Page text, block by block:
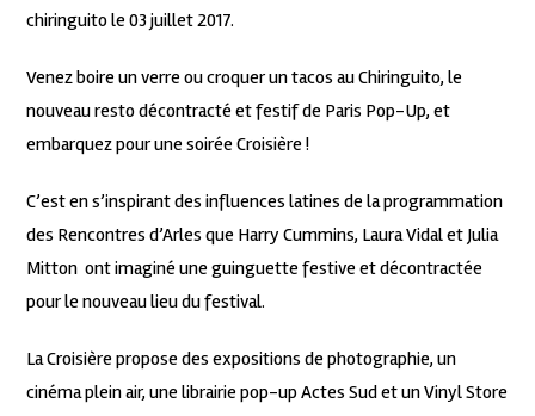
chiringuito le 03 juillet 2017.
Venez boire un verre ou croquer un tacos au Chiringuito, le
nouveau resto décontracté et festif de Paris Pop-Up, et
embarquez pour une soirée Croisière !
C’est en s’inspirant des influences latines de la programmation
des Rencontres d’Arles que Harry Cummins, Laura Vidal et Julia
Mitton ont imaginé une guinguette festive et décontractée
pour le nouveau lieu du festival.
La Croisière propose des expositions de photographie, un
cinéma plein air, une librairie pop-up Actes Sud et un Vinyl Store